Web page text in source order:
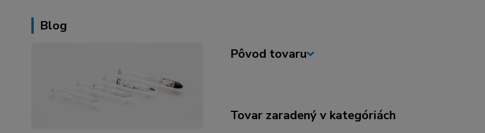
Blog
Pôvod tovaru
Tovar zaradený v kategóriách